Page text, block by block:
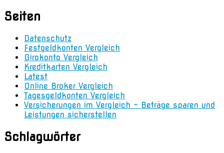
Seiten
Datenschutz
Festgeldkonten Vergleich
Girokonto Vergleich
Kreditkarten Vergleich
Latest
Online Broker Vergleich
Tagesgeldkonten Vergleich
Versicherungen im Vergleich – Beträge sparen und
Leistungen sicherstellen
Schlagwörter